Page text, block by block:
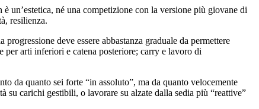
un’estetica, né una competizione con la versione più giovane di
resilienza.
deve essere abbastanza graduale da permettere
per arti inferiori e catena posteriore; carry e lavoro di
da quanto sei forte “in assoluto”, ma da quanto velocemente
carichi gestibili, o lavorare su alzate dalla sedia più “reattive”